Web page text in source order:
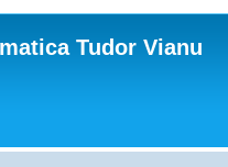
Tudor Vianu